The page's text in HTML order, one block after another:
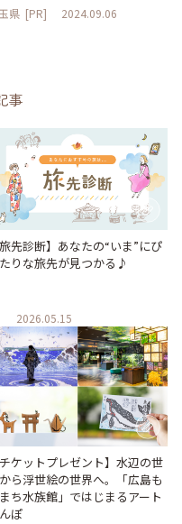
県 [PR] 2024.09.06
事
旅先診断】あなたの“いま”にぴ
りな旅先が見つかる♪
2026.05.15
チケットプレゼント】水辺の世
ら浮世絵の世界へ。「広島も
ち水族館」ではじまるアート
ぽ